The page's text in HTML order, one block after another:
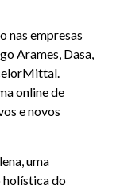
nas empresas
Arames, Dasa,
online de
e novos
uma
holística do